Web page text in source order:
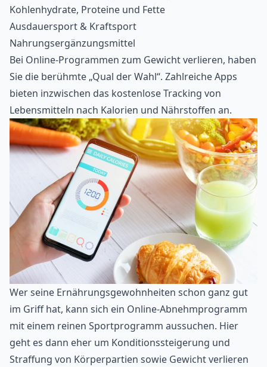
Kohlenhydrate, Proteine und Fette
Ausdauersport & Kraftsport
Nahrungsergänzungsmittel
Bei Online-Programmen zum Gewicht verlieren, haben
Sie die berühmte „Qual der Wahl“. Zahlreiche Apps
bieten inzwischen das kostenlose Tracking von
Lebensmitteln nach Kalorien und Nährstoffen an.
Wer seine Ernährungsgewohnheiten schon ganz gut
im Griff hat, kann sich ein Online-Abnehmprogramm
mit einem reinen Sportprogramm aussuchen. Hier
geht es dann eher um Konditionssteigerung und
Straffung von Körperpartien sowie Gewicht verlieren